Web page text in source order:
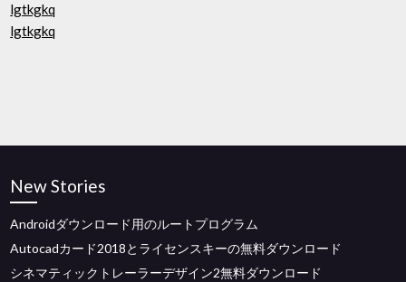
lgtkgkq
lgtkgkq
New Stories
Androidダウンロード用のルートプログラム
Autocadカード2018とライセンスキーの無料ダウンロード
シネマティックトレーラーデザイン2無料ダウンロード